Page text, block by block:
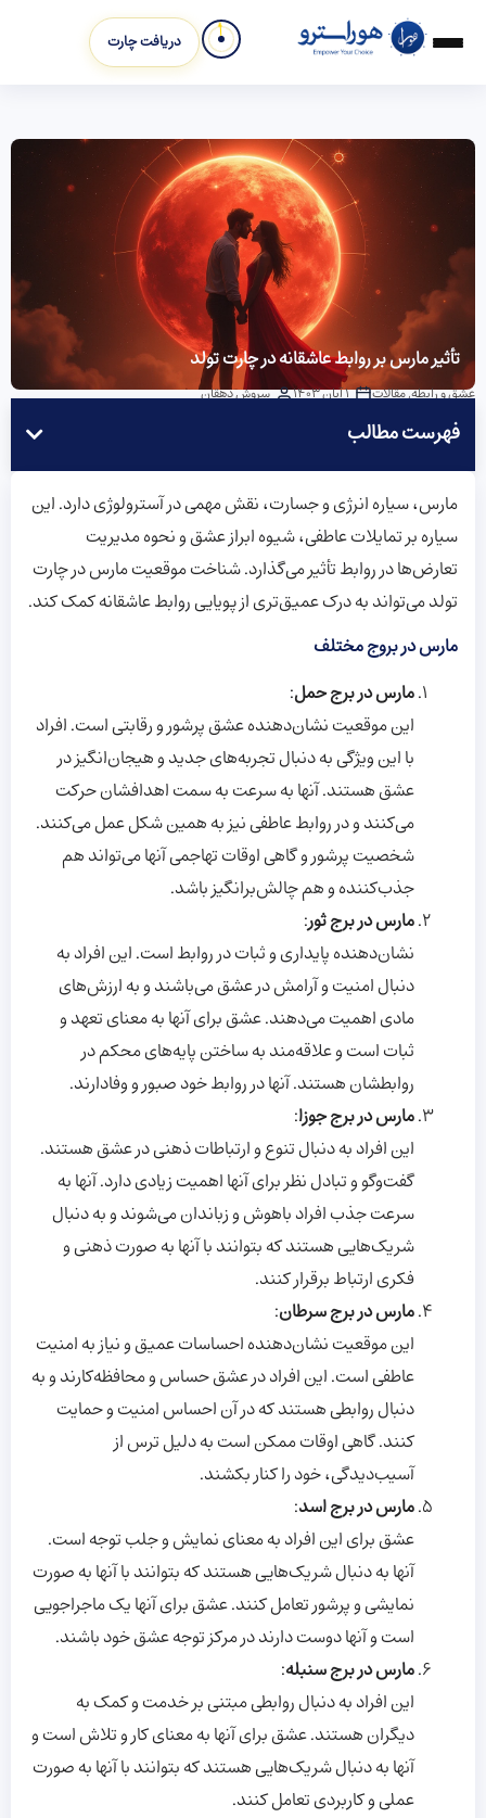
دریافت چارت
تأثیر مارس بر روابط عاشقانه در چارت تولد
عشق و رابطه,مقالات 1 آبان 1403 سروش دهقان
فهرست مطالب
مارس، سیاره انرژی و جسارت، نقش مهمی در آسترولوژی دارد. این
سیاره بر تمایلات عاطفی، شیوه ابراز عشق و نحوه مدیریت
تعارض‌ها در روابط تأثیر می‌گذارد. شناخت موقعیت مارس در چارت
تولد می‌تواند به درک عمیق‌تری از پویایی روابط عاشقانه کمک کند.
مارس در بروج مختلف
مارس در برج حمل:
این موقعیت نشان‌دهنده عشق پرشور و رقابتی است. افراد
با این ویژگی به دنبال تجربه‌های جدید و هیجان‌انگیز در
عشق هستند. آنها به سرعت به سمت اهدافشان حرکت
می‌کنند و در روابط عاطفی نیز به همین شکل عمل می‌کنند.
شخصیت پرشور و گاهی اوقات تهاجمی آنها می‌تواند هم
جذب‌کننده و هم چالش‌برانگیز باشد.
مارس در برج ثور:
نشان‌دهنده پایداری و ثبات در روابط است. این افراد به
دنبال امنیت و آرامش در عشق می‌باشند و به ارزش‌های
مادی اهمیت می‌دهند. عشق برای آنها به معنای تعهد و
ثبات است و علاقه‌مند به ساختن پایه‌های محکم در
روابطشان هستند. آنها در روابط خود صبور و وفادارند.
مارس در برج جوزا:
این افراد به دنبال تنوع و ارتباطات ذهنی در عشق هستند.
گفت‌وگو و تبادل نظر برای آنها اهمیت زیادی دارد. آنها به
سرعت جذب افراد باهوش و زباندان می‌شوند و به دنبال
شریک‌هایی هستند که بتوانند با آنها به صورت ذهنی و
فکری ارتباط برقرار کنند.
مارس در برج سرطان:
این موقعیت نشان‌دهنده احساسات عمیق و نیاز به امنیت
عاطفی است. این افراد در عشق حساس و محافظه‌کارند و به
دنبال روابطی هستند که در آن احساس امنیت و حمایت
کنند. گاهی اوقات ممکن است به دلیل ترس از
آسیب‌دیدگی، خود را کنار بکشند.
مارس در برج اسد:
عشق برای این افراد به معنای نمایش و جلب توجه است.
آنها به دنبال شریک‌هایی هستند که بتوانند با آنها به صورت
نمایشی و پرشور تعامل کنند. عشق برای آنها یک ماجراجویی
است و آنها دوست دارند در مرکز توجه عشق خود باشند.
مارس در برج سنبله:
این افراد به دنبال روابطی مبتنی بر خدمت و کمک به
دیگران هستند. عشق برای آنها به معنای کار و تلاش است و
آنها به دنبال شریک‌هایی هستند که بتوانند با آنها به صورت
عملی و کاربردی تعامل کنند.